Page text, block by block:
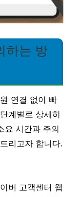
하는 방
연결 없이 빠
계별로 상세히
요 시간과 주의
리고자 합니다.
버 고객센터 웹